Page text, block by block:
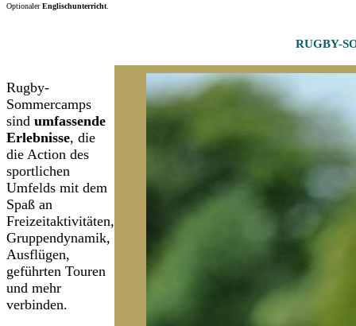
OptionalerEnglischunterricht
RUGBY-
Rugby-
Sommercamps
sind umfassende
Erlebnisse, die
die Action des
sportlichen
Umfelds mit dem
Spaß an
Freizeitaktivitäten,
Gruppendynamik,
Ausflügen,
geführten Touren
und mehr
verbinden.